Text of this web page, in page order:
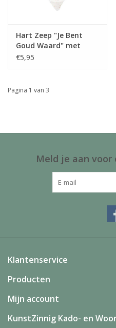
Hart Zeep "Je Bent
Goud Waard" met
Freshness Geur - 100%
€5,95
Pagina 1 van 3
Meld je aan voor
Klantenservice
Producten
Mijn account
KunstZinnig Kado- en